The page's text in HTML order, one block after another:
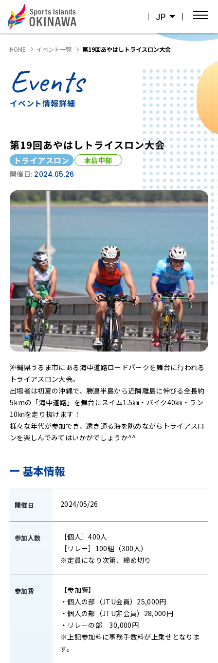
JP
HOME イベント一覧 第19回あやはしトライスロン大会
Events
イベント情報詳細
第19回あやはしトライスロン大会
トライアスロン
本島中部
開催日: 2024.05.26
沖縄県うるま市にある海中道路ロードパークを舞台に行われる
トライアスロン大会。
出場者は初夏の沖縄で、勝連半島から近隣離島に伸びる全長約
5kmの「海中道路」を舞台にスイム1.5㎞・バイク40㎞・ラン
10㎞を走り抜けます！
様々な年代が参加でき、透き通る海を眺めながらトライアスロ
ンを楽しんでみてはいかがでしょうか^^
基本情報
開催日 2024/05/26
参加人数
［個人］400人
［リレー］100組（300人）
※定員になり次第、締め切り
参加費
【参加費】
・個人の部（JTU会員）25,000円
・個人の部（JTU非会員）28,000円
・リレーの部 30,000円
※上記参加料に事務手数料が上乗せとなりま
す。